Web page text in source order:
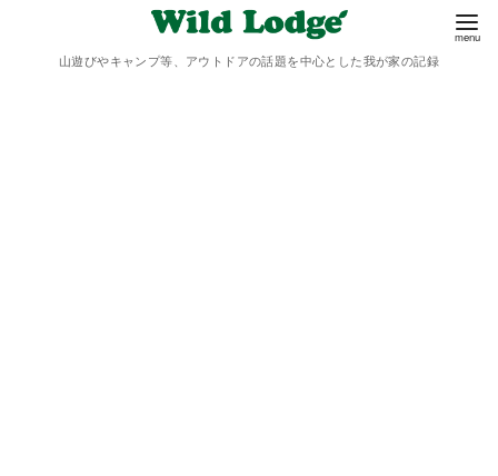
山遊びやキャンプ等、アウトドアの話題を中心とした我が家の記録